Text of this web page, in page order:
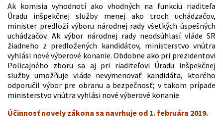
Ak komisia vyhodnotí ako vhodných na funkciu riaditeľa
Úradu inšpekčnej služby menej ako troch uchádzačov,
minister predloží výboru národnej rady všetkých úspešných
uchádzačov. Ak výbor národnej rady neodsúhlasí vláde SR
žiadneho z predložených kandidátov, ministerstvo vnútra
vyhlási nové výberové konanie. Obdobne ako pri prezidentovi
Policajného zboru sa aj pri riaditeľovi Úradu inšpekčnej
služby umožňuje vláde nevymenovať kandidáta, ktorého
odporučil výbor pre obranu a bezpečnosť; v takom prípade
ministerstvo vnútra vyhlási nové výberové konanie.
Účinnosť novely zákona sa navrhuje od 1. februára 2019.